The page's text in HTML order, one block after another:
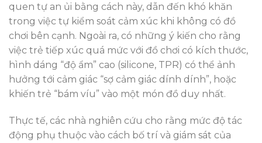
quen tự an ủi bằng cách này, dẫn đến khó khăn
trong việc tự kiểm soát cảm xúc khi không có đồ
chơi bên cạnh. Ngoài ra, có những ý kiến cho rằng
việc trẻ tiếp xúc quá mức với đồ chơi có kích thước,
hình dáng “độ ẩm” cao (silicone, TPR) có thể ảnh
hưởng tới cảm giác “sợ cảm giác dính dính”, hoặc
khiến trẻ “bám víu” vào một món đồ duy nhất.
Thực tế, các nhà nghiên cứu cho rằng mức độ tác
động phụ thuộc vào cách bố trí và giám sát của